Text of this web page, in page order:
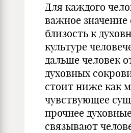
Для каждого
важное значение
близость к
культуре
дальше человек
духовных
стоит ниже как
чувствующее
прочнее
связывают